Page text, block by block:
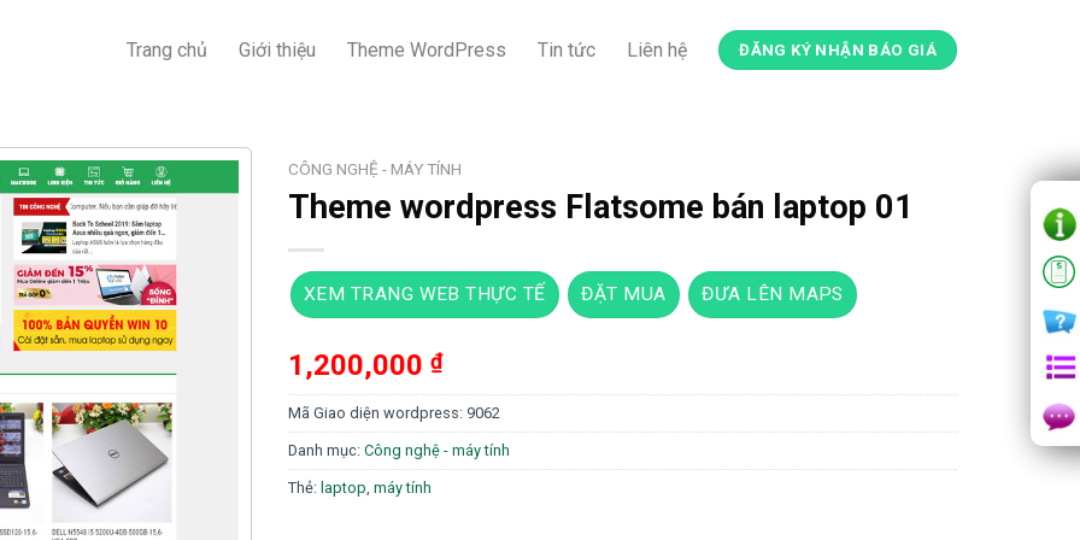
Trang chủ Giới thiệu Theme WordPress Tin tức Liên hệ ĐĂNG KÝ NHẬN BÁO GIÁ
CÔNG NGHỆ - MÁY TÍNH
Theme wordpress Flatsome bán laptop 01
XEM TRANG WEB THỰC TẾ ĐẶT MUA ĐƯA LÊN MAPS
1,200,000 ₫
Mã Giao diện wordpress: 9062
Danh mục: Công nghệ - máy tính
Thẻ: laptop, máy tính